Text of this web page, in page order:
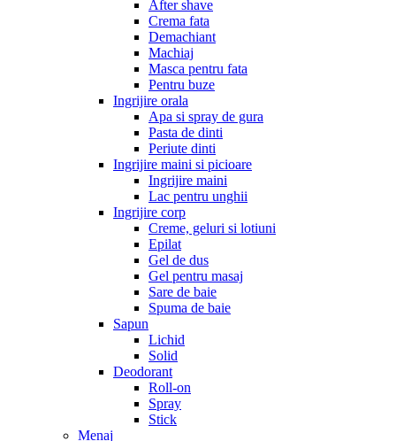
After shave
Crema fata
Demachiant
Machiaj
Masca pentru fata
Pentru buze
Ingrijire orala
Apa si spray de gura
Pasta de dinti
Periute dinti
Ingrijire maini si picioare
Ingrijire maini
Lac pentru unghii
Ingrijire corp
Creme, geluri si lotiuni
Epilat
Gel de dus
Gel pentru masaj
Sare de baie
Spuma de baie
Sapun
Lichid
Solid
Deodorant
Roll-on
Spray
Stick
Menaj